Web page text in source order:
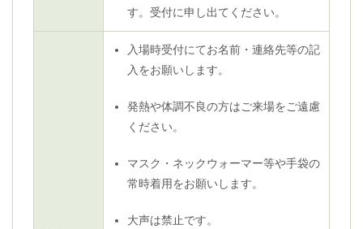
す。受付に申し出てください。
入場時受付にてお名前・連絡先等の記
入をお願いします。
発熱や体調不良の方はご来場をご遠慮
ください。
マスク・ネックウォーマー等や手袋の
常時着用をお願いします。
大声は禁止です。